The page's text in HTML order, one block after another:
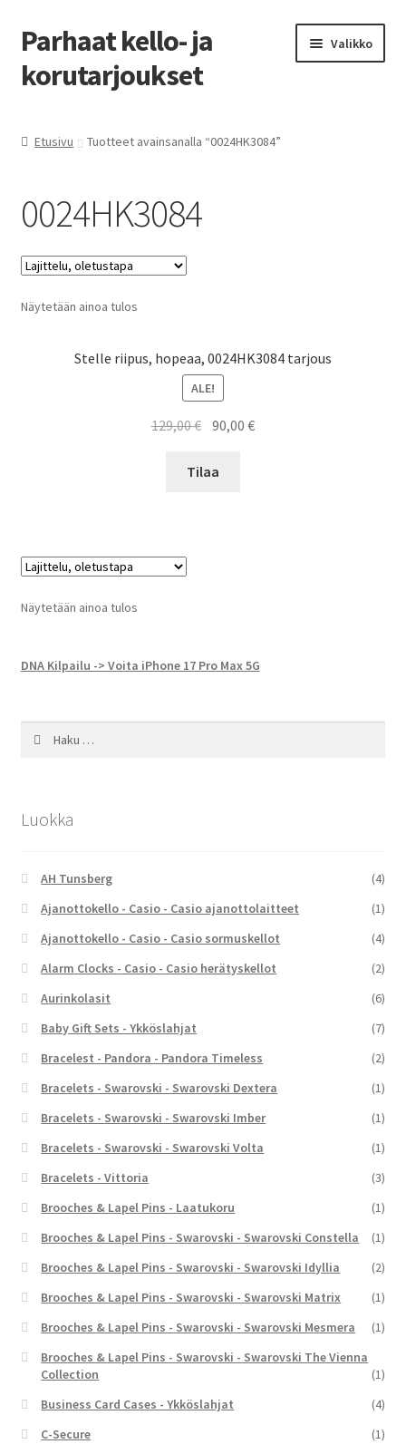
Siirry
navigointiin
Siirry
sisältöön
Parhaat kello- ja
korutarjoukset
Valikko
Etusivu Tuotteet avainsanalla “0024HK3084”
0024HK3084
Näytetään ainoa tulos
Stelle riipus, hopeaa, 0024HK3084 tarjous
ALE!
129,00€ Alkuperäinen
oli:
90,00€Nykyinen
Tilaa
Näytetään ainoa tulos
DNA Kilpailu -> Voita iPhone 17 Pro Max 5G
Luokka
AH Tunsberg
(4)
Ajanottokello - Casio - Casio ajanottolaitteet
(1)
Ajanottokello - Casio - Casio sormuskellot
(4)
Alarm Clocks - Casio - Casio herätyskellot
(2)
Aurinkolasit
(6)
Baby Gift Sets - Ykköslahjat
(7)
Bracelest - Pandora - Pandora Timeless
(2)
Bracelets - Swarovski - Swarovski Dextera
(1)
Bracelets - Swarovski - Swarovski Imber
(1)
Bracelets - Swarovski - Swarovski Volta
(1)
Bracelets - Vittoria
(3)
Brooches & Lapel Pins - Laatukoru
(1)
Brooches & Lapel Pins - Swarovski - Swarovski Constella
(1)
Brooches & Lapel Pins - Swarovski - Swarovski Idyllia
(2)
Brooches & Lapel Pins - Swarovski - Swarovski Matrix
(1)
Brooches & Lapel Pins - Swarovski - Swarovski Mesmera
(1)
Brooches & Lapel Pins - Swarovski - Swarovski The Vienna
Collection
(1)
Business Card Cases - Ykköslahjat
(4)
C-Secure
(1)